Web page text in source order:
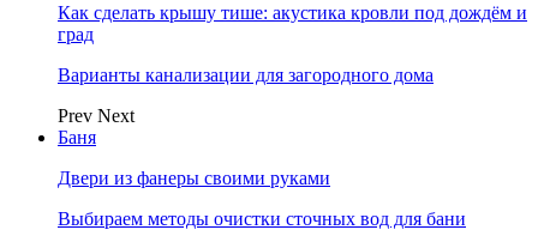
Как сделать крышу тише: акустика кровли под дождём и
град
Варианты канализации для загородного дома
Prev Next
Баня
Двери из фанеры своими руками
Выбираем методы очистки сточных вод для бани